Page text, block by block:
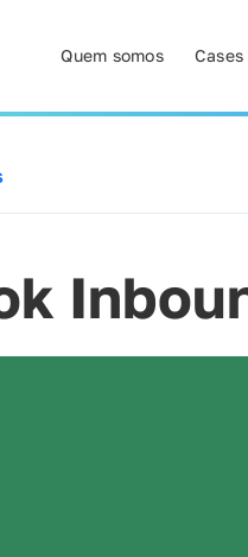
Quem somos Cases